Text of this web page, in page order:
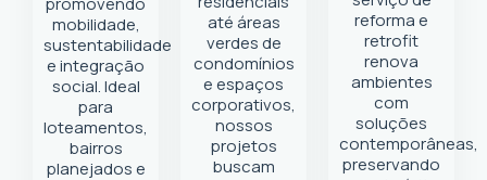
mobilidade,
sustentabilidade
e integração
social. Ideal
para
loteamentos,
bairros
planejados e
até áreas
verdes de
condomínios
e espaços
corporativos,
nossos
projetos
buscam
reforma e
retrofit
renova
ambientes
com
soluções
contemporâneas,
preservando